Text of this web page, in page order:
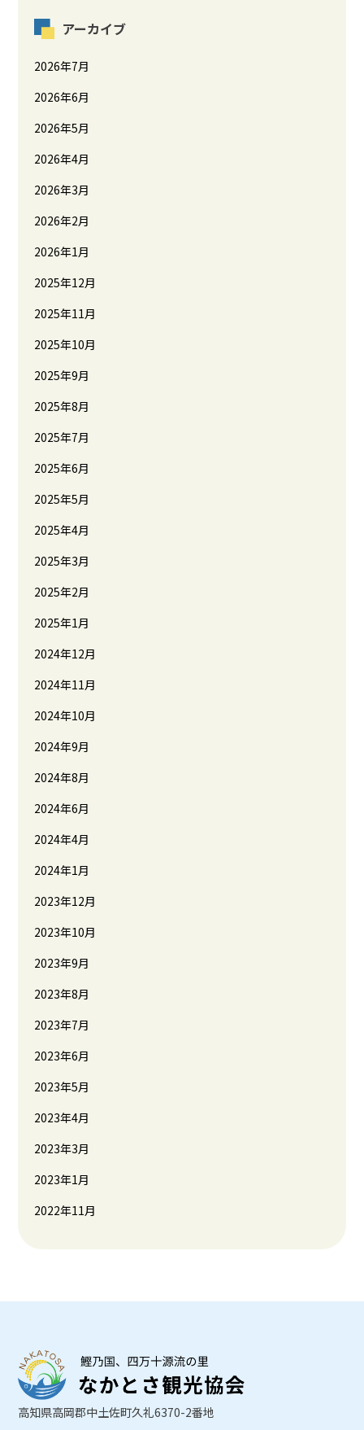
アーカイブ
2026年7月
2026年6月
2026年5月
2026年4月
2026年3月
2026年2月
2026年1月
2025年12月
2025年11月
2025年10月
2025年9月
2025年8月
2025年7月
2025年6月
2025年5月
2025年4月
2025年3月
2025年2月
2025年1月
2024年12月
2024年11月
2024年10月
2024年9月
2024年8月
2024年6月
2024年4月
2024年1月
2023年12月
2023年10月
2023年9月
2023年8月
2023年7月
2023年6月
2023年5月
2023年4月
2023年3月
2023年1月
2022年11月
高知県高岡郡中土佐町久礼6370-2番地